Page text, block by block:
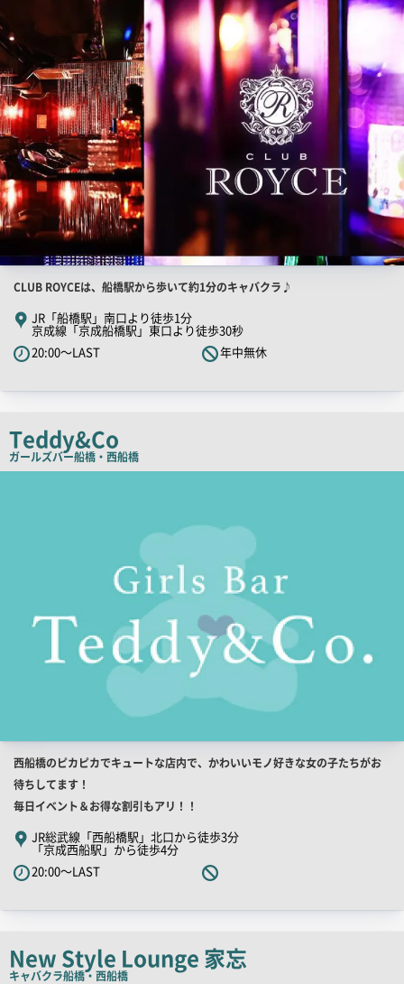
舗
PR
画
像
店
舗
PR
キ
ッ
コ
ピ
CLUB ROYCEは、船橋駅から歩いて約1分のキャバクラ♪
JR「船橋駅」南口より徒歩1分
京成線「京成船橋駅」東口より徒歩30秒
20:00～LAST
年中無休
Teddy&Co
ガールズバー船橋・西船橋
店
店
舗
PR
キ
ャ
ッ
コ
ー
西船橋のピカピカでキュートな店内で、かわいいモノ好きな女の子たちがお
待ちしてます！
毎日イベント＆お得な割引もアリ！！
JR総武線「西船橋駅」北口から徒歩3分
「京成西船駅」から徒歩4分
20:00～LAST
New Style Lounge 家忘
キャバクラ船橋・西船橋